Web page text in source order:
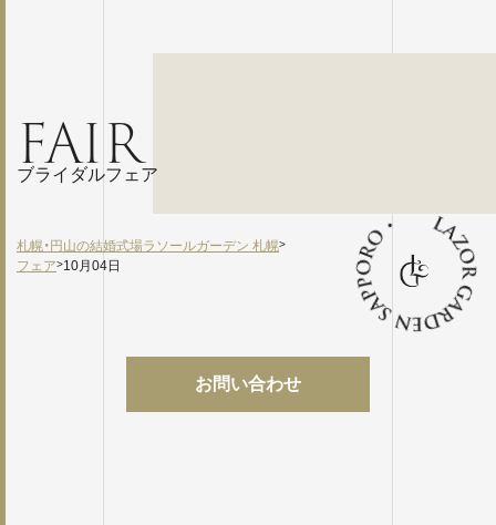
FAIR
ブライダルフェア
札幌・円山の結婚式場ラソールガーデン 札幌>
フェア>10月04日
お問い合わせ